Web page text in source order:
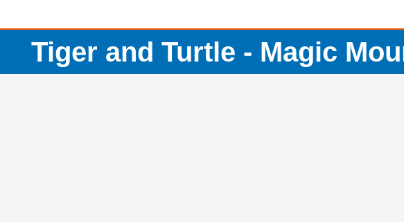
Tiger and Turtle - Magic